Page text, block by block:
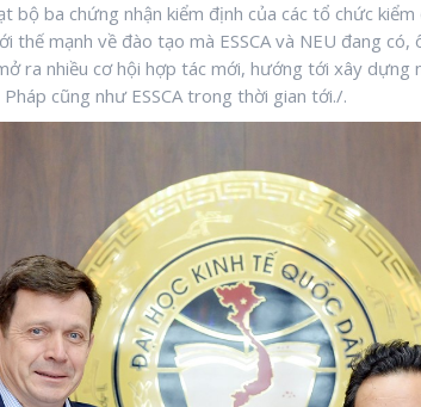
bộ ba chứng nhận kiểm định của các tổ chức
thế mạnh về đào tạo mà ESSCA và NEU đang
ra nhiều cơ hội hợp tác mới, hướng tới xây
cũng như ESSCA trong thời gian tới./.